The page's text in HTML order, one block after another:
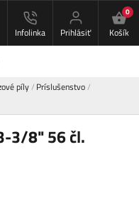
Infolinka Prihlásiť
0
Košík
píly Príslušenstvo
3/8" 56 čl.